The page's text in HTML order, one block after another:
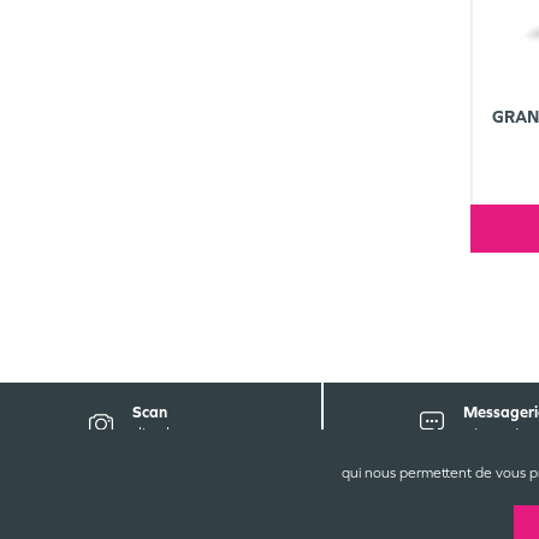
qui nous permettent de vous
Scan
d'ordonnance
sécurisée